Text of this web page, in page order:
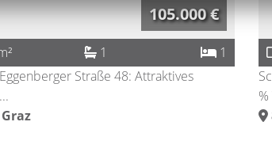
105.000 €
1
1
Straße 48: Attraktives
Graz
%